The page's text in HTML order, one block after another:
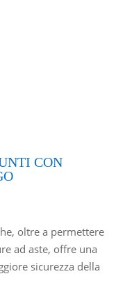
CON
oltre a permettere
ad aste, offre una
sicurezza della